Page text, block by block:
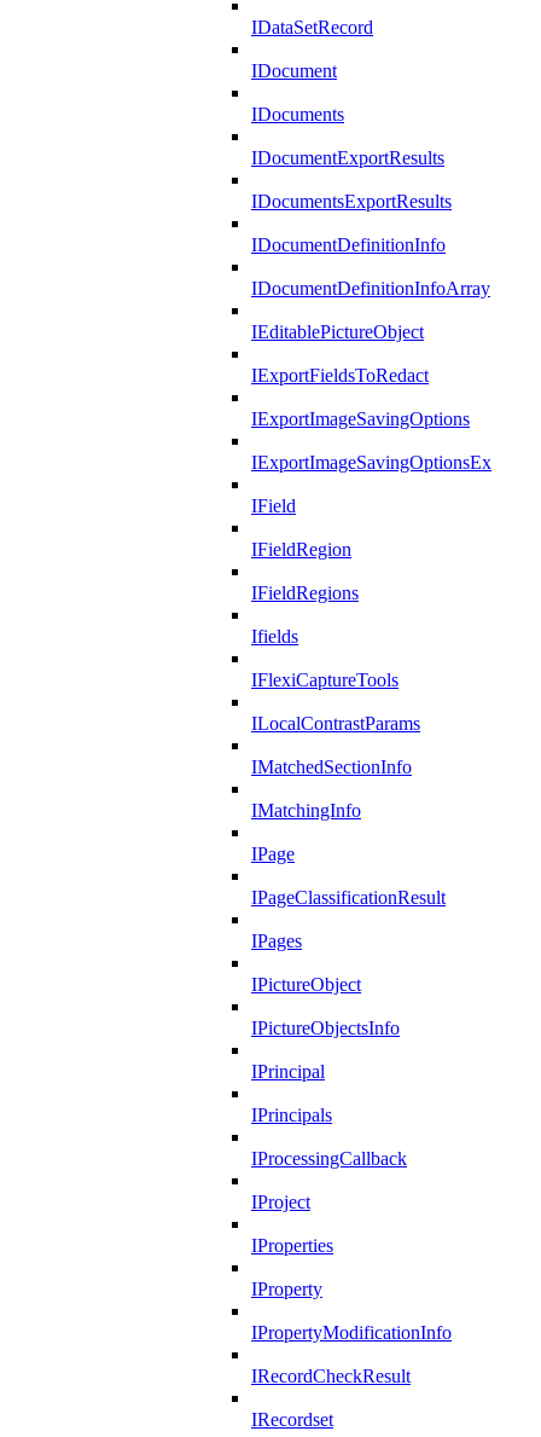
IDataSetRecord
IDocument
IDocuments
IDocumentExportResults
IDocumentsExportResults
IDocumentDefinitionInfo
IDocumentDefinitionInfoArray
IEditablePictureObject
IExportFieldsToRedact
IExportImageSavingOptions
IExportImageSavingOptionsEx
IField
IFieldRegion
IFieldRegions
Ifields
IFlexiCaptureTools
ILocalContrastParams
IMatchedSectionInfo
IMatchingInfo
IPage
IPageClassificationResult
IPages
IPictureObject
IPictureObjectsInfo
IPrincipal
IPrincipals
IProcessingCallback
IProject
IProperties
IProperty
IPropertyModificationInfo
IRecordCheckResult
IRecordset